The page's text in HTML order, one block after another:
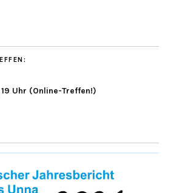
Uhr (Online-Treffen!)